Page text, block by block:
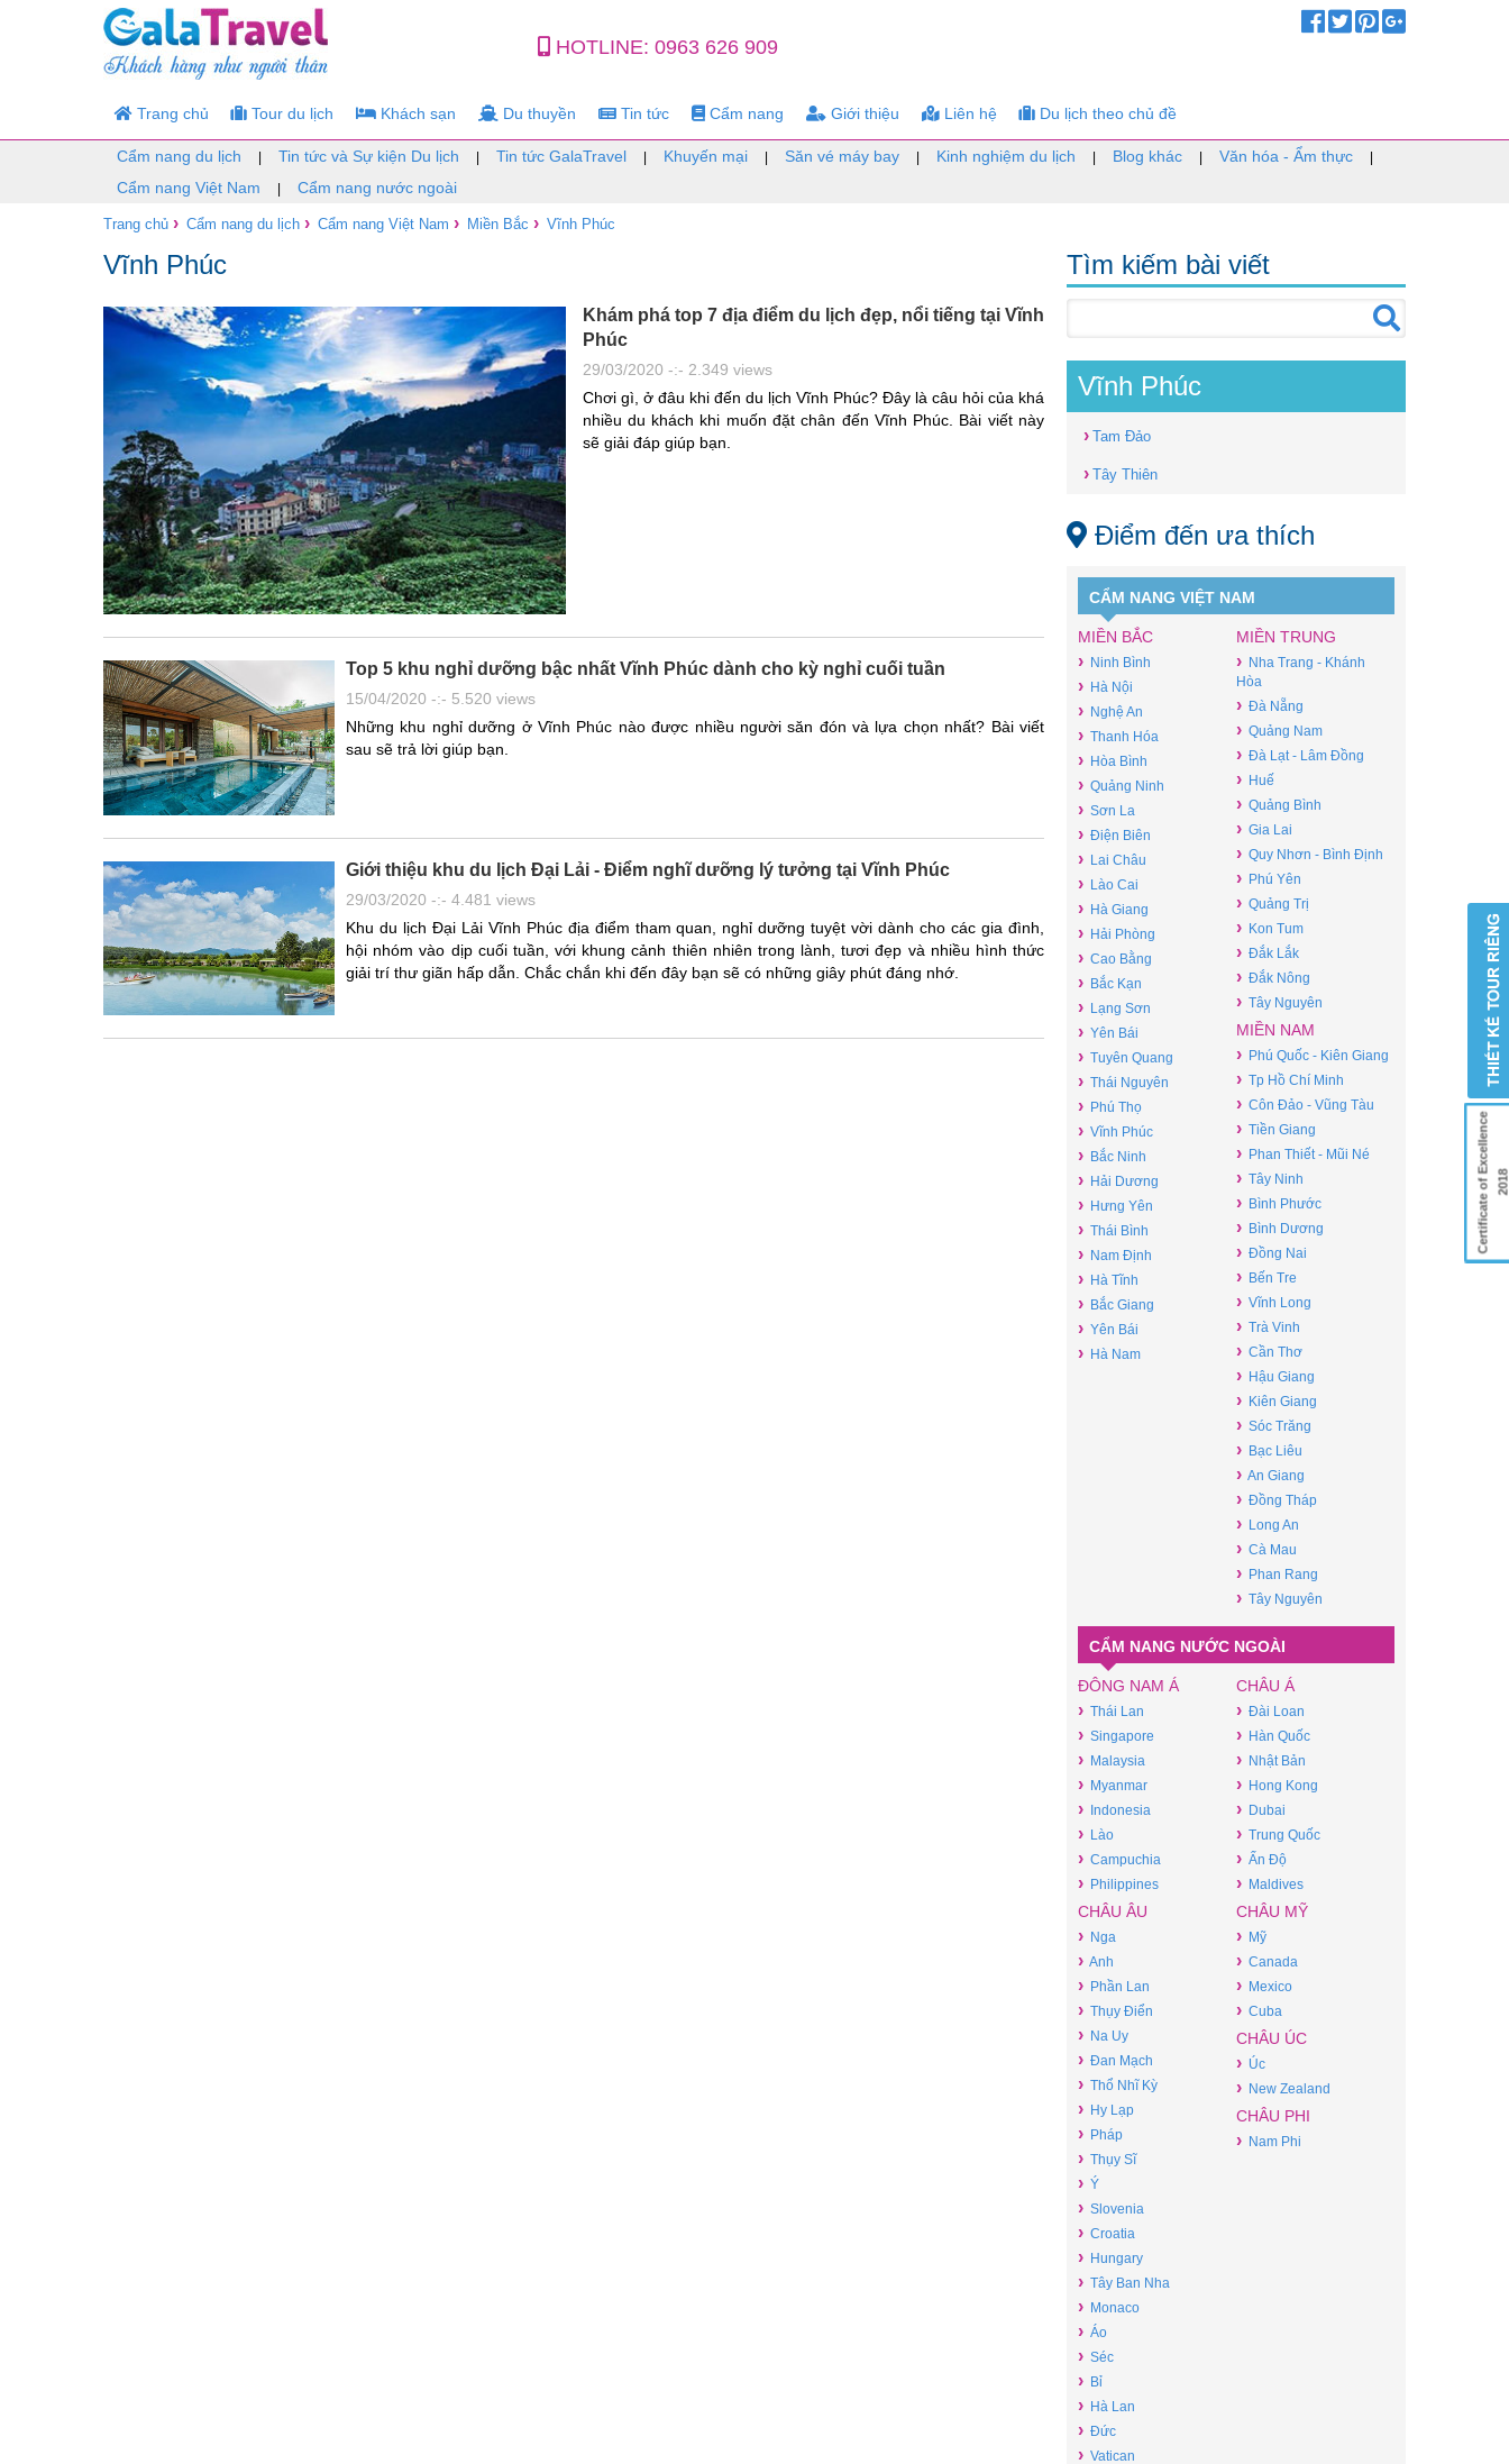
HOTLINE: 0963 626 909
Trang chủ Tour du lịch Khách sạn Du thuyền Tin tức Cẩm nang Giới thiệu Liên hệ Du lịch theo chủ đề
Cẩm nang du lịch Tin tức và Sự kiện Du lịch Tin tức GalaTravel Khuyến mại Săn vé máy bay Kinh nghiệm du lịch Blog khác Văn hóa - Ẩm thực
Cẩm nang Việt Nam Cẩm nang nước ngoài
Trang chủ › Cẩm nang du lịch › Cẩm nang Việt Nam › Miền Bắc › Vĩnh Phúc
Vĩnh Phúc
Khám phá top 7 địa điểm du lịch đẹp, nổi tiếng tại Vĩnh
Phúc
29/03/2020 -:- 2.349 views
Chơi gì, ở đâu khi đến du lịch Vĩnh Phúc? Đây là câu hỏi của khá
nhiều du khách khi muốn đặt chân đến Vĩnh Phúc. Bài viết này
sẽ giải đáp giúp bạn.
Top 5 khu nghỉ dưỡng bậc nhất Vĩnh Phúc dành cho kỳ nghỉ cuối tuần
15/04/2020 -:- 5.520 views
Những khu nghỉ dưỡng ở Vĩnh Phúc nào được nhiều người săn đón và lựa chọn nhất? Bài viết
sau sẽ trả lời giúp bạn.
Giới thiệu khu du lịch Đại Lải - Điểm nghĩ dưỡng lý tưởng tại Vĩnh Phúc
29/03/2020 -:- 4.481 views
Khu du lịch Đại Lải Vĩnh Phúc địa điểm tham quan, nghỉ dưỡng tuyệt vời dành cho các gia đình,
hội nhóm vào dịp cuối tuần, với khung cảnh thiên nhiên trong lành, tươi đẹp và nhiều hình thức
giải trí thư giãn hấp dẫn. Chắc chắn khi đến đây bạn sẽ có những giây phút đáng nhớ.
Tìm kiếm bài viết
Vĩnh Phúc
› Tam Đảo
› Tây Thiên
Điểm đến ưa thích
CẨM NANG VIỆT NAM
MIỀN BẮC
› Ninh Bình
› Hà Nội
› Nghệ An
› Thanh Hóa
› Hòa Bình
› Quảng Ninh
› Sơn La
› Điện Biên
› Lai Châu
› Lào Cai
› Hà Giang
› Hải Phòng
› Cao Bằng
› Bắc Kạn
› Lạng Sơn
› Yên Bái
› Tuyên Quang
› Thái Nguyên
› Phú Thọ
› Vĩnh Phúc
› Bắc Ninh
› Hải Dương
› Hưng Yên
› Thái Bình
› Nam Định
› Hà Tĩnh
› Bắc Giang
› Yên Bái
› Hà Nam
MIỀN TRUNG
› Nha Trang - Khánh
Hòa
› Đà Nẵng
› Quảng Nam
› Đà Lạt - Lâm Đồng
› Huế
› Quảng Bình
› Gia Lai
› Quy Nhơn - Bình Định
› Phú Yên
› Quảng Trị
› Kon Tum
› Đắk Lắk
› Đắk Nông
› Tây Nguyên
MIỀN NAM
› Phú Quốc - Kiên Giang
› Tp Hồ Chí Minh
› Côn Đảo - Vũng Tàu
› Tiền Giang
› Phan Thiết - Mũi Né
› Tây Ninh
› Bình Phước
› Bình Dương
› Đồng Nai
› Bến Tre
› Vĩnh Long
› Trà Vinh
› Cần Thơ
› Hậu Giang
› Kiên Giang
› Sóc Trăng
› Bạc Liêu
› An Giang
› Đồng Tháp
› Long An
› Cà Mau
› Phan Rang
› Tây Nguyên
CẨM NANG NƯỚC NGOÀI
ĐÔNG NAM Á
› Thái Lan
› Singapore
› Malaysia
› Myanmar
› Indonesia
› Lào
› Campuchia
› Philippines
CHÂU Á
› Đài Loan
› Hàn Quốc
› Nhật Bản
› Hong Kong
› Dubai
› Trung Quốc
› Ấn Độ
› Maldives
CHÂU ÂU
› Nga
› Anh
› Phần Lan
› Thụy Điển
› Na Uy
› Đan Mạch
› Thổ Nhĩ Kỳ
› Hy Lạp
› Pháp
› Thụy Sĩ
› Ý
› Slovenia
› Croatia
› Hungary
› Tây Ban Nha
› Monaco
› Áo
› Séc
› Bỉ
› Hà Lan
› Đức
› Vatican
CHÂU MỸ
› Mỹ
› Canada
› Mexico
› Cuba
CHÂU ÚC
› Úc
› New Zealand
CHÂU PHI
› Nam Phi
Certificate of Excellence 2018